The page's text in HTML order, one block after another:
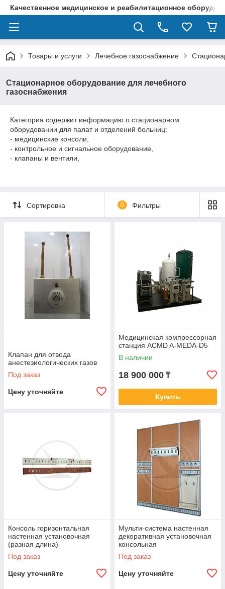
Качественное медицинское и реабилитационное
Товары и услуги Лечебное газоснабжение
Стационарное оборудование для лечебного
газоснабжения
Категория содержит информацию о стационарном
оборудовании для палат и отделений больниц:
- медицинские консоли,
- контрольное и сигнальное оборудование,
- клапаны и вентили,
Сортировка 0 Фильтры
Клапан для отвода
анестезиологических газов
Под заказ
Цену уточняйте
Медицинская компрессорная
станция ACMD A-MEDA-D5
В наличии
18 900 000 ₸
Купить
Консоль горизонтальная
настенная установочная
(разная длина)
Под заказ
Цену уточняйте
Мульти-система настенная
декоративная установочная
консольная
Под заказ
Цену уточняйте